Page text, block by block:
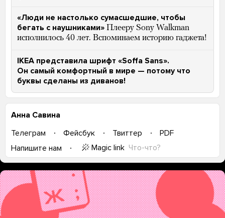
«Люди не настолько сумасшедшие, чтобы
бегать с наушниками» Плееру Sony Walkman
исполнилось 40 лет. Вспоминаем историю гаджета!
IKEA представила шрифт «Soffa Sans».
Он самый комфортный в мире — потому что
буквы сделаны из диванов!
Анна Савина
Телеграм
Фейсбук Твиттер
PDF
Напишите нам
Magic link Что-что?